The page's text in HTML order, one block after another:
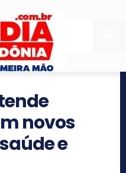
novos
e